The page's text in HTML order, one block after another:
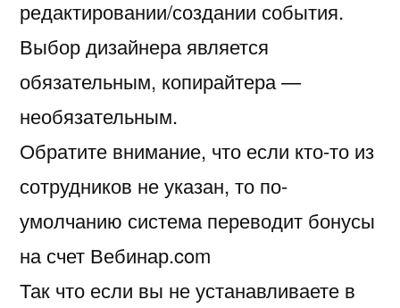
редактировании/создании события.
Выбор дизайнера является
обязательным, копирайтера —
необязательным.
Обратите внимание, что если кто-то из
сотрудников не указан, то по-
умолчанию система переводит бонусы
на счет Вебинар.com
Так что если вы не устанавливаете в